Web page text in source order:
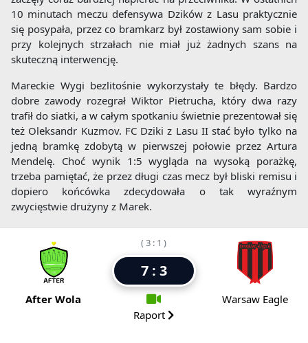
10 minutach meczu defensywa Dzików z Lasu praktycznie
się posypała, przez co bramkarz był zostawiony sam sobie i
przy kolejnych strzałach nie miał już żadnych szans na
skuteczną interwencję.
Mareckie Wygi bezlitośnie wykorzystały te błędy. Bardzo
dobre zawody rozegrał Wiktor Pietrucha, który dwa razy
trafił do siatki, a w całym spotkaniu świetnie prezentował się
też Oleksandr Kuzmov. FC Dziki z Lasu II stać było tylko na
jedną bramkę zdobytą w pierwszej połowie przez Artura
Mendelę. Choć wynik 1:5 wygląda na wysoką porażkę,
trzeba pamiętać, że przez długi czas mecz był bliski remisu i
dopiero końcówka zdecydowała o tak wyraźnym
zwycięstwie drużyny z Marek.
After Wola
( 3 : 1 )
7 : 3
Raport
Warsaw Eagle